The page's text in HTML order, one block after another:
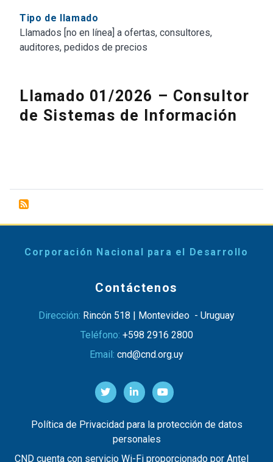
Tipo de llamado
Llamados [no en línea] a ofertas, consultores,
auditores, pedidos de precios
Llamado 01/2026 – Consultor
de Sistemas de Información
Corporación Nacional para el Desarrollo
Contáctenos
Dirección: Rincón 518 | Montevideo - Uruguay
Teléfono: +598 2916 2800
Email: cnd@cnd.org.uy
Política de Privacidad para la protección de datos
personales
CND cuenta con servicio Wi-Fi proporcionado por Antel